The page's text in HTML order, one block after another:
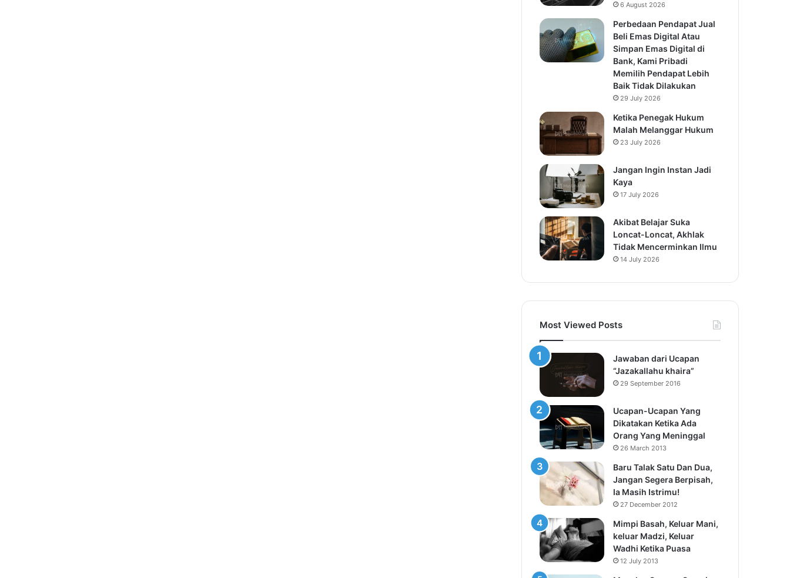
6 August 2026
Perbedaan Pendapat Jual
Beli Emas Digital Atau
Simpan Emas Digital di
Bank, Kami Pribadi
Memilih Pendapat Lebih
Baik Tidak Dilakukan
29 July 2026
Ketika Penegak Hukum
Malah Melanggar Hukum
23 July 2026
Jangan Ingin Instan Jadi
Kaya
17 July 2026
Akibat Belajar Suka
Loncat-Loncat, Akhlak
Tidak Mencerminkan Ilmu
14 July 2026
Most Viewed Posts
Jawaban dari Ucapan
“Jazakallahu khaira”
29 September 2016
Ucapan-Ucapan Yang
Dikatakan Ketika Ada
Orang Yang Meninggal
26 March 2013
Baru Talak Satu Dan Dua,
Jangan Segera Berpisah,
Ia Masih Istrimu!
27 December 2012
Mimpi Basah, Keluar Mani,
keluar Madzi, Keluar
Wadhi Ketika Puasa
12 July 2013